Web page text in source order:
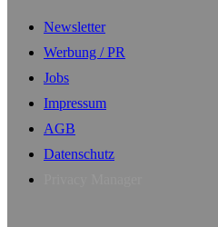
Newsletter
Werbung / PR
Jobs
Impressum
AGB
Datenschutz